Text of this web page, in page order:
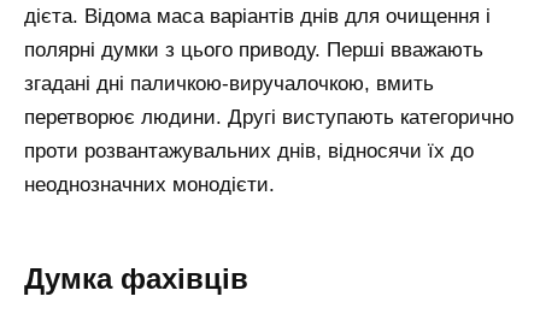
дієта. Відома маса варіантів днів для очищення і
полярні думки з цього приводу. Перші вважають
згадані дні паличкою-виручалочкою, вмить
перетворює людини. Другі виступають категорично
проти розвантажувальних днів, відносячи їх до
неоднозначних монодієти.
Думка фахівців